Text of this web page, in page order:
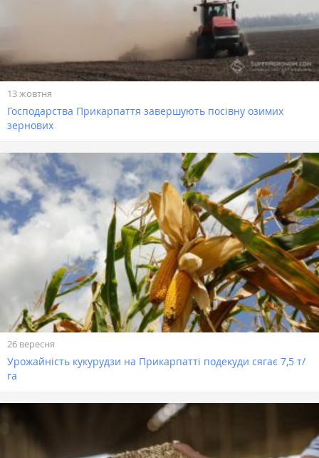
13 жовтня
Господарства Прикарпаття завершують посівну озимих
зернових
26 вересня
Урожайність кукурудзи на Прикарпатті подекуди сягає 7,5 т/
га